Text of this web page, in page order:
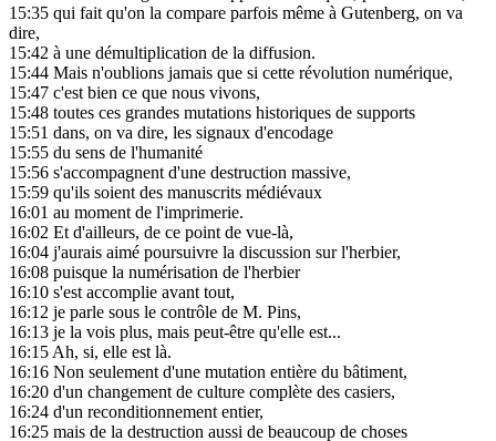
15:35 qui fait qu'on la compare parfois même à Gutenberg, on va
dire,
15:42 à une démultiplication de la diffusion.
15:44 Mais n'oublions jamais que si cette révolution numérique,
15:47 c'est bien ce que nous vivons,
15:48 toutes ces grandes mutations historiques de supports
15:51 dans, on va dire, les signaux d'encodage
15:55 du sens de l'humanité
15:56 s'accompagnent d'une destruction massive,
15:59 qu'ils soient des manuscrits médiévaux
16:01 au moment de l'imprimerie.
16:02 Et d'ailleurs, de ce point de vue-là,
16:04 j'aurais aimé poursuivre la discussion sur l'herbier,
16:08 puisque la numérisation de l'herbier
16:10 s'est accomplie avant tout,
16:12 je parle sous le contrôle de M. Pins,
16:13 je la vois plus, mais peut-être qu'elle est...
16:15Ah, si, elle est là.
16:16 Non seulement d'une mutation entière du bâtiment,
16:20 d'un changement de culture complète des casiers,
16:24 d'un reconditionnement entier,
16:25 mais de la destruction aussi de beaucoup de choses